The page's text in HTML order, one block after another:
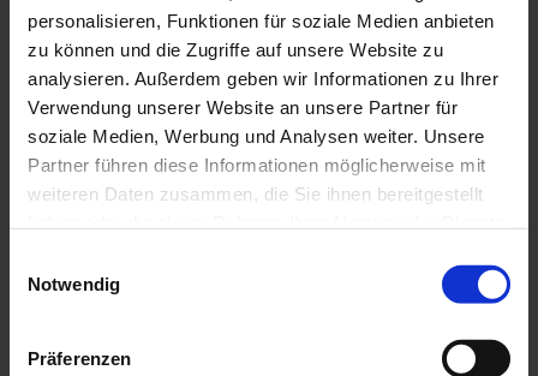
personalisieren, Funktionen für soziale Medien anbieten
zu können und die Zugriffe auf unsere Website zu
analysieren. Außerdem geben wir Informationen zu Ihrer
Verwendung unserer Website an unsere Partner für
soziale Medien, Werbung und Analysen weiter. Unsere
Partner führen diese Informationen möglicherweise mit
weiteren Daten zusammen, die Sie ihnen bereitgestellt
Notwendig
Präferenzen
Rollenkette DIn 8187
optional mit Winkellasche /
Rollenkette DIN 8188
optional mit Winkellasche /